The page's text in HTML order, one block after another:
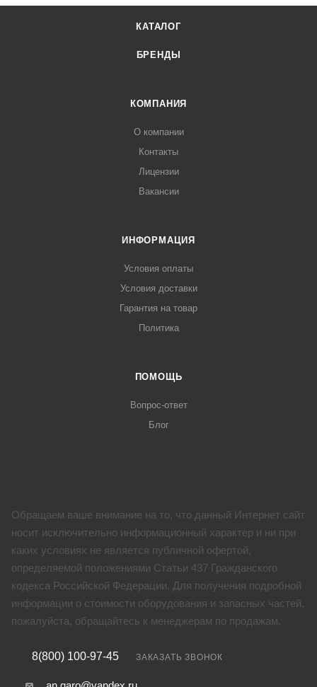
КАТАЛОГ
БРЕНДЫ
КОМПАНИЯ
О компании
Контакты
Лицензии
Вакансии
ИНФОРМАЦИЯ
Условия оплаты
Условия доставки
Гарантия на товар
Политика
ПОМОЩЬ
Вопрос-ответ
Блог
Обращаем ваше внимание на то, что данный Интернет сайт
носит исключительно информационный характер и ни при
каких условиях не является публичной офертой,
определяемой положениями Статьи 437 Гражданского
кодекса Российской Федерации. Для получения подробной
информации о стоимости оборудования и запасных частей,
пожалуйста, обращайтесь к менеджерам по продажам.
8(800) 100-97-45 ЗАКАЗАТЬ ЗВОНОК